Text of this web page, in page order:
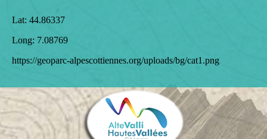
Lat: 44.86337
Long: 7.08769
https://geoparc-alpescottiennes.org/uploads/bg/cat1.png